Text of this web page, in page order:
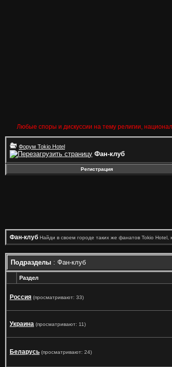
Любые споры и дискуссии на тему религии,
Форум Tokio Hotel
Фан-клуб
Регистрация
Фан-клуб Найди в своем городе таких же фанатов Tokio Hotel,
Подразделы : Фан-клуб
Раздел
Россия (просматривают: 33)
Украина (просматривают: 11)
Беларусь (просматривают: 24)